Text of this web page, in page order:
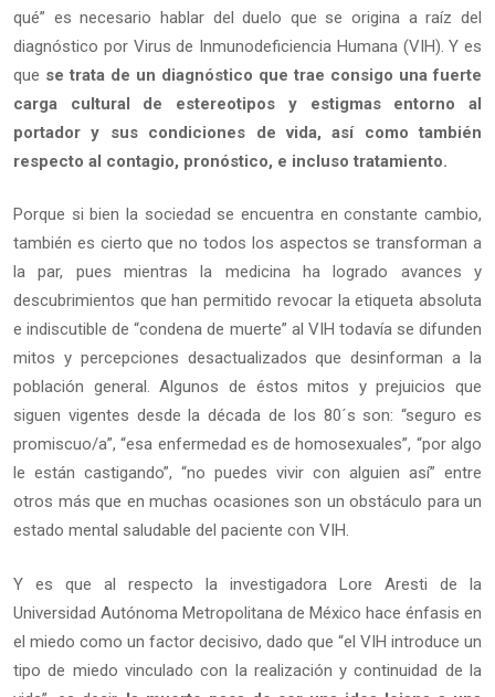
qué” es necesario hablar del duelo que se origina a raíz del
diagnóstico por Virus de Inmunodeficiencia Humana (VIH). Y es
que se trata de un diagnóstico que trae consigo una fuerte
carga cultural de estereotipos y estigmas entorno al
portador y sus condiciones de vida, así como también
respecto al contagio, pronóstico, e incluso tratamiento.
Porque si bien la sociedad se encuentra en constante cambio,
también es cierto que no todos los aspectos se transforman a
la par, pues mientras la medicina ha logrado avances y
descubrimientos que han permitido revocar la etiqueta absoluta
e indiscutible de “condena de muerte” al VIH todavía se difunden
mitos y percepciones desactualizados que desinforman a la
población general. Algunos de éstos mitos y prejuicios que
siguen vigentes desde la década de los 80´s son: “seguro es
promiscuo/a”, “esa enfermedad es de homosexuales”, “por algo
le están castigando”, “no puedes vivir con alguien así” entre
otros más que en muchas ocasiones son un obstáculo para un
estado mental saludable del paciente con VIH.
Y es que al respecto la investigadora Lore Aresti de la
Universidad Autónoma Metropolitana de México hace énfasis en
el miedo como un factor decisivo, dado que “el VIH introduce un
tipo de miedo vinculado con la realización y continuidad de la